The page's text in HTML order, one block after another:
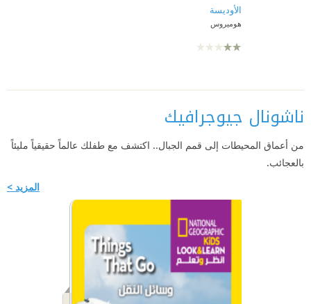
الأوديسة
هوميروس
ناشونال جيوجرافيك
من أعماق المحيطات إلى قمم الجبال.. اكتشف مع طفلك عالماً حقيقياً مليئاً
بالعجائب.
المزيد >